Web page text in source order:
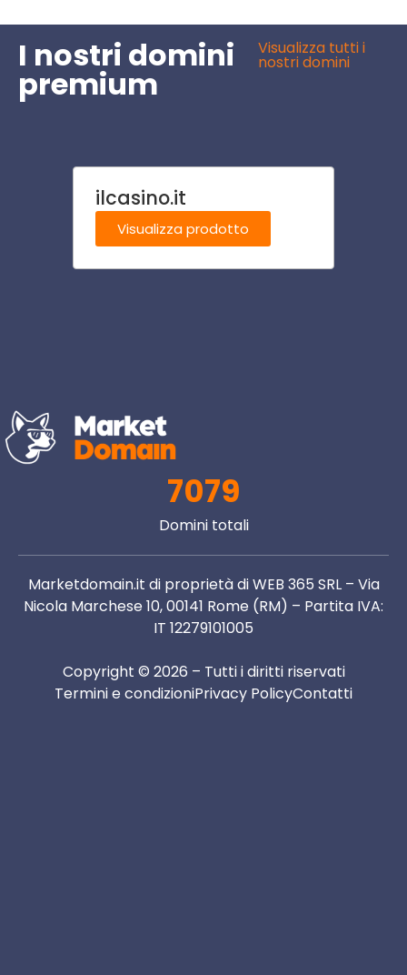
I nostri domini
premium
Visualizza tutti i
nostri domini
ilcasino.it
Visualizza prodotto
7079
Domini totali
Marketdomain.it di proprietà di WEB 365 SRL – Via
Nicola Marchese 10, 00141 Rome (RM) – Partita IVA:
IT 12279101005
Copyright © 2026 – Tutti i diritti riservati
Termini e condizioniPrivacy PolicyContatti